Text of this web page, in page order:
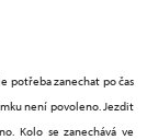
potřeba zanechat po čas
není povoleno. Jezdit
Kolo se zanechává ve